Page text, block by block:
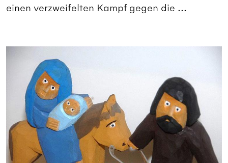
einen verzweifelten Kampf gegen die ...